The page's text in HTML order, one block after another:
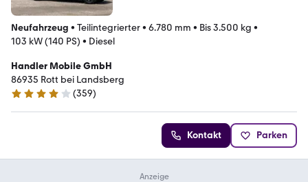
Neufahrzeug • Teilintegrierter• 6.780 mm • Bis 3.500 kg •
103 kW (140 PS) • Diesel
Handler Mobile GmbH
86935 Rott bei Landsberg
4.2 Sterne
(359)
Kontakt Parken